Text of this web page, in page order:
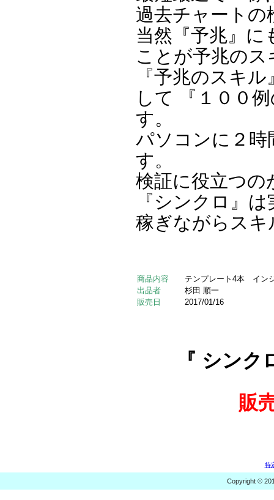
過去チャートの
当然『予兆』に
ことが予兆の
『予兆のスキ
して 『１００
す。
パソコンに２
す。
検証に役立つの
『シンクロ』
稼ぎながらス
商品内容
テンプレート4本 イン
出品者
杉田 順一
販売日
2017/01/16
『 シン
販
特
Copyright ©